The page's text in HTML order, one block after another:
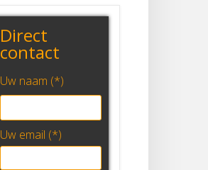
Direct
contact
Uw naam (*)
Uw email (*)